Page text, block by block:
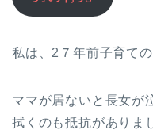
私は、2７年前子育て
ママが居ないと長女が
拭くのも抵抗があり